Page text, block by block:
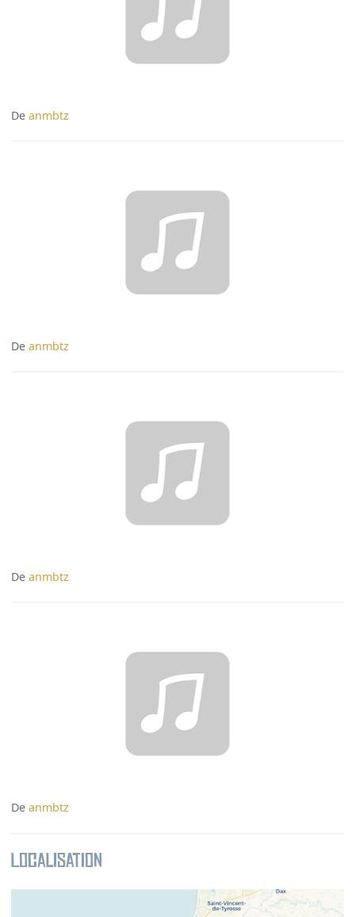
Deanmbtz
Deanmbtz
Deanmbtz
Deanmbtz
Localisation